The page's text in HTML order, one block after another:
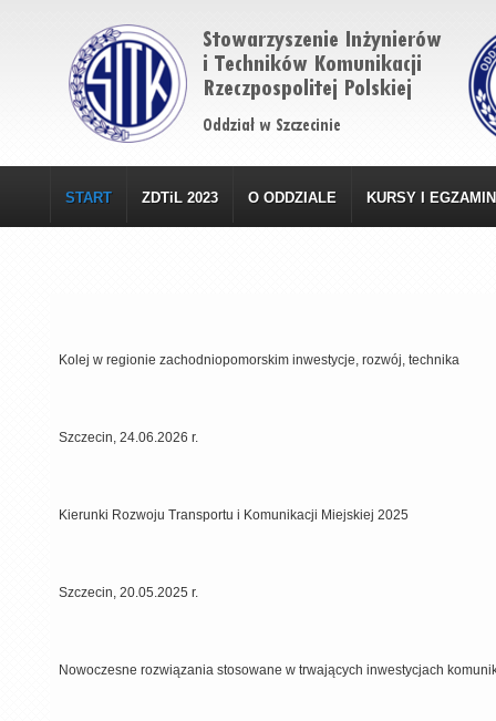
START ZDTiL 2023 O ODDZIALE KURSY I
Kolej w regionie zachodniopomorskim inwestycje, rozwój, technika
Szczecin, 24.06.2026 r.
Kierunki Rozwoju Transportu i Komunikacji Miejskiej 2025
Szczecin, 20.05.2025 r.
Nowoczesne rozwiązania stosowane w trwających inwestycjach